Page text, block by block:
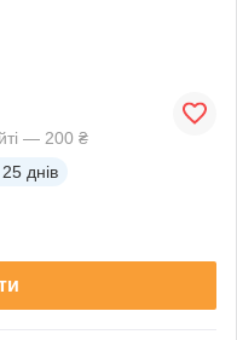
— 200 ₴
25 днів